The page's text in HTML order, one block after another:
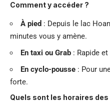
Comment y accéder ?
À pied : Depuis le lac
minutes vous y amène.
En taxi ou Grab : Rapide
En cyclo-pousse : Pour
forte.
Quels sont les horaires